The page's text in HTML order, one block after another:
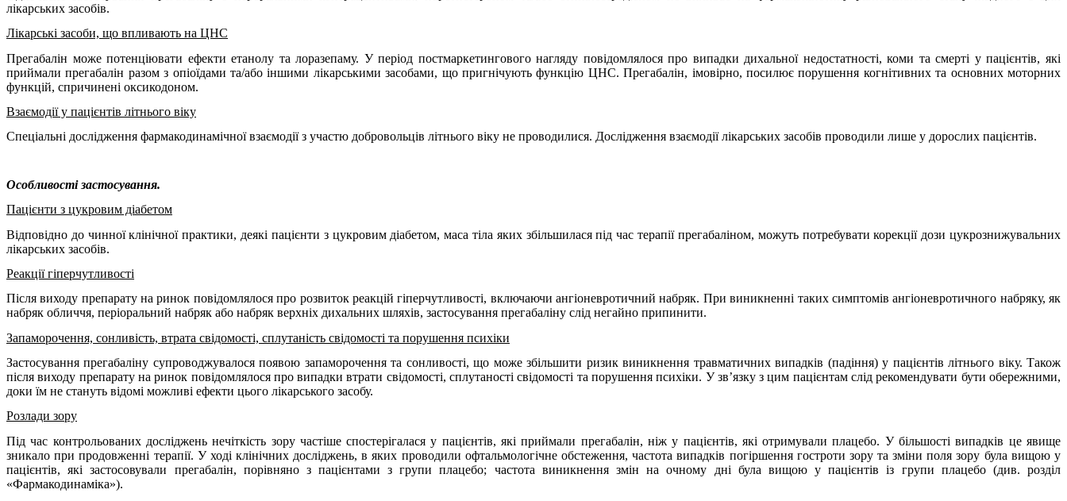
лікарських засобів.
Лікарські засоби, що впливають на ЦНС
Прегабалін може потенціювати ефекти етанолу та лоразепаму. У період постмаркетингового нагляду повідомлялося про випадки дихальної недостатності, коми та смерті у пацієнтів, які
приймали прегабалін разом з опіоїдами та/або іншими лікарськими засобами, що пригнічують функцію ЦНС. Прегабалін, імовірно, посилює порушення когнітивних та основних моторних
функцій, спричинені оксикодоном.
Взаємодії у пацієнтів літнього віку
Спеціальні дослідження фармакодинамічної взаємодії з участю добровольців літнього віку не проводилися. Дослідження взаємодії лікарських засобів проводили лише у дорослих пацієнтів.
Особливості застосування.
Пацієнти з цукровим діабетом
Відповідно до чинної клінічної практики, деякі пацієнти з цукровим діабетом, маса тіла яких збільшилася під час терапії прегабаліном, можуть потребувати корекції дози цукрознижувальних
лікарських засобів.
Реакції гіперчутливості
Після виходу препарату на ринок повідомлялося про розвиток реакцій гіперчутливості, включаючи ангіоневротичний набряк. При виникненні таких симптомів ангіоневротичного набряку, як
набряк обличчя, періоральний набряк або набряк верхніх дихальних шляхів, застосування прегабаліну слід негайно припинити.
Запаморочення, сонливість, втрата свідомості, сплутаність свідомості та порушення психіки
Застосування прегабаліну супроводжувалося появою запаморочення та сонливості, що може збільшити ризик виникнення травматичних випадків (падіння) у пацієнтів літнього віку. Також
після виходу препарату на ринок повідомлялося про випадки втрати свідомості, сплутаності свідомості та порушення психіки. У зв’язку з цим пацієнтам слід рекомендувати бути обережними,
доки їм не стануть відомі можливі ефекти цього лікарського засобу.
Розлади зору
Під час контрольованих досліджень нечіткість зору частіше спостерігалася у пацієнтів, які приймали прегабалін, ніж у пацієнтів, які отримували плацебо. У більшості випадків це явище
зникало при продовженні терапії. У ході клінічних досліджень, в яких проводили офтальмологічне обстеження, частота випадків погіршення гостроти зору та зміни поля зору була вищою у
пацієнтів, які застосовували прегабалін, порівняно з пацієнтами з групи плацебо; частота виникнення змін на очному дні була вищою у пацієнтів із групи плацебо (див. розділ
«Фармакодинаміка»).